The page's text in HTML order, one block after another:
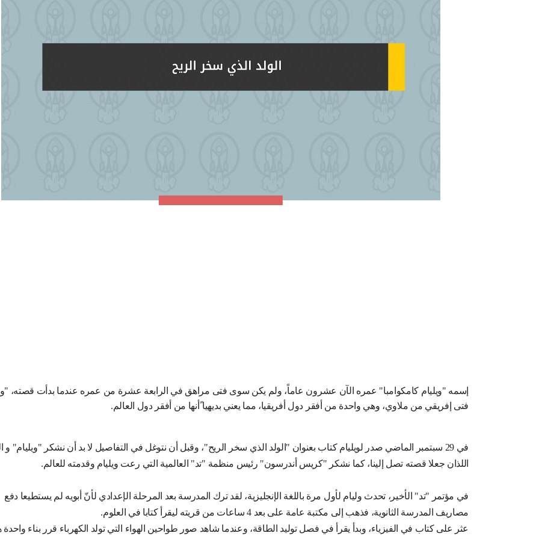
إسمه "ويليام كامكوامبا" عمره الآن عشرون عاماً، ولم يكن سوى فتى مراهق في الرابعة عشرة من عمره عندما بدأت قصته،
فتى إفريقي من ملاوي، وهي واحدة من أفقر دول أفريقيا، مما يعني بديهيا ًأنها من أفقر دول العالم.
في 29 سبتمبر الماضي صدر لويليام كتاب بعنوان "الولد الذي سخر الريح"، وقبل أن نتوغل في التفاصيل لا بد أن نشكر "ويليام" و
اللذان جعلا قصته تصل إلينا، كما نشكر "كريس أندرسون" رئيس منظمة "تد" العالمية التي رعت ويليام وقدمته للعالم.
في مؤتمر "تد" الأخير، تحدث وليام لأول مرة باللغة الإنجليزية، لقد ترك المدرسة بعد المرحلة الإعدادي لأنّ أبويه لم يستطيعا دفع
مصاريف المدرسة الثانوية، فذهب إلى مكتبة عامة على بعد 4 ساعات من قريته ليقرأ كتابا في العلوم.
عثر على كتاب في الفيزياء، وبدأ يقرأ في فصل توليد الطاقة، وعندما شاهد صور طواحين الهواء التي تولد الكهرباء قرر بناء واحدة